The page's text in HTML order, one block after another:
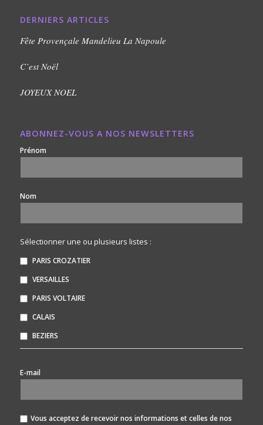
DERNIERS ARTICLES
Fête Provençale Mandelieu La Napoule
C’est Noël
JOYEUX NOEL
ABONNEZ-VOUS A NOS NEWSLETTERS
Prénom
Nom
Sélectionner une ou plusieurs listes :
PARIS CROZATIER
VERSAILLES
PARIS VOLTAIRE
CALAIS
BEZIERS
E-mail
Vous acceptez de recevoir nos informations et celles de nos